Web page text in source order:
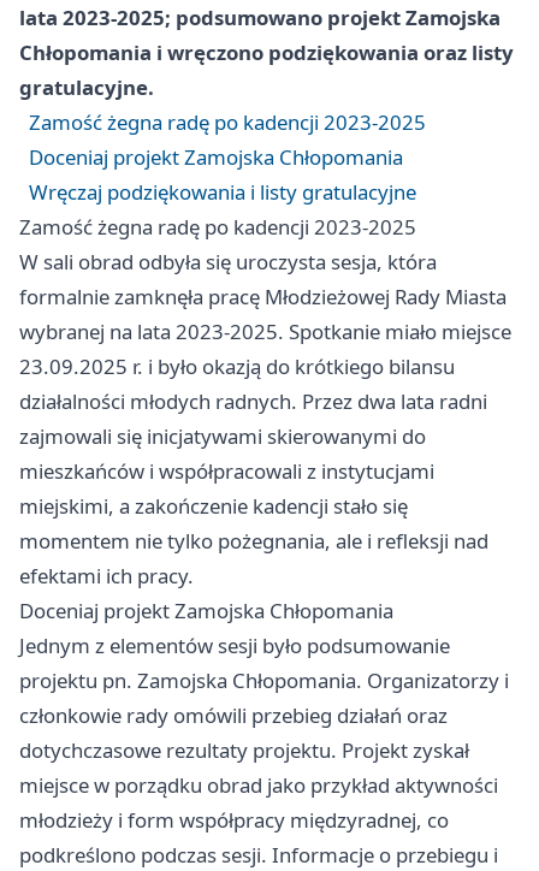
lata 2023-2025; podsumowano projekt Zamojska
Chłopomania i wręczono podziękowania oraz listy
gratulacyjne.
Zamość żegna radę po kadencji 2023-2025
Doceniaj projekt Zamojska Chłopomania
Wręczaj podziękowania i listy gratulacyjne
Zamość żegna radę po kadencji 2023-2025
W sali obrad odbyła się uroczysta sesja, która
formalnie zamknęła pracę Młodzieżowej Rady Miasta
wybranej na lata 2023-2025. Spotkanie miało miejsce
23.09.2025 r. i było okazją do krótkiego bilansu
działalności młodych radnych. Przez dwa lata radni
zajmowali się inicjatywami skierowanymi do
mieszkańców i współpracowali z instytucjami
miejskimi, a zakończenie kadencji stało się
momentem nie tylko pożegnania, ale i refleksji nad
efektami ich pracy.
Doceniaj projekt Zamojska Chłopomania
Jednym z elementów sesji było podsumowanie
projektu pn. Zamojska Chłopomania. Organizatorzy i
członkowie rady omówili przebieg działań oraz
dotychczasowe rezultaty projektu. Projekt zyskał
miejsce w porządku obrad jako przykład aktywności
młodzieży i form współpracy międzyradnej, co
podkreślono podczas sesji. Informacje o przebiegu i